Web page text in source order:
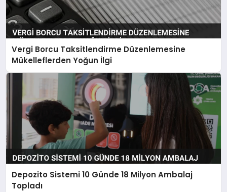
Vergi Borcu Taksitlendirme Düzenlemesine
Mükelleflerden Yoğun İlgi
Depozito Sistemi 10 Günde 18 Milyon Ambalaj
Topladı